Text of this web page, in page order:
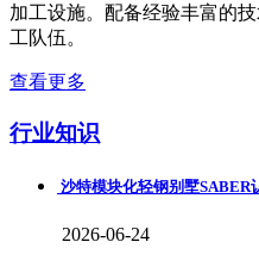
加工设施。配备经验丰富的
工队伍。
查看更多
行业知识
沙特模块化轻钢别墅SABER
2026-06-24